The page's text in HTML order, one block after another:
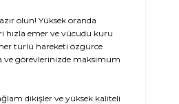
olun! Yüksek oranda
hızla emer ve vücudu kuru
her türlü hareketi özgürce
ve görevlerinizde maksimum
dikişler ve yüksek kaliteli